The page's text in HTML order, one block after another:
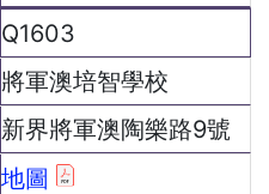
Q1603
將軍澳培智學校
新界將軍澳陶樂路9號
地圖